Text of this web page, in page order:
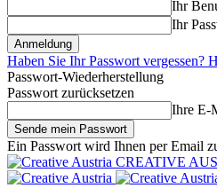
Ihr
Ihr
Haben Sie Ihr Passwort vergessen?
Passwort-Wiederherstellung
Passwort zurücksetzen
Ihre E-
Ein Passwort wird Ihnen per Email
CREATIVE